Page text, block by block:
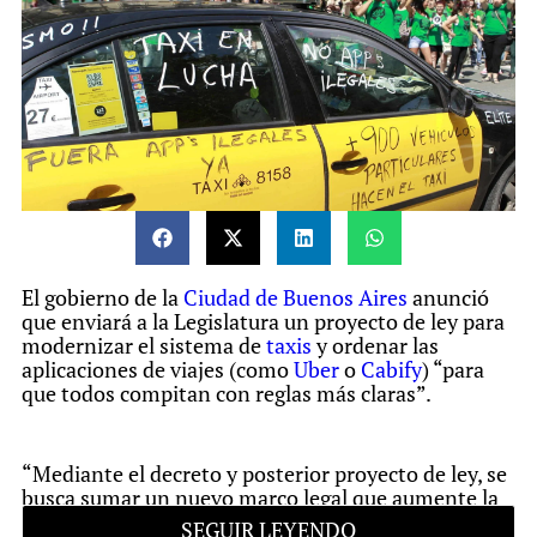
El gobierno de la Ciudad de Buenos Aires anunció
que enviará a la Legislatura un proyecto de ley para
modernizar el sistema detaxisy ordenar las
aplicaciones de viajes (comoUbero Cabify) “para
que todos compitan con reglas más claras”.
“Mediante el decreto y posterior proyecto de ley, se
busca sumar un nuevo marco legal que aumente la
seguridad, y ordene y modernice el servicio de
SEGUIR LEYENDO